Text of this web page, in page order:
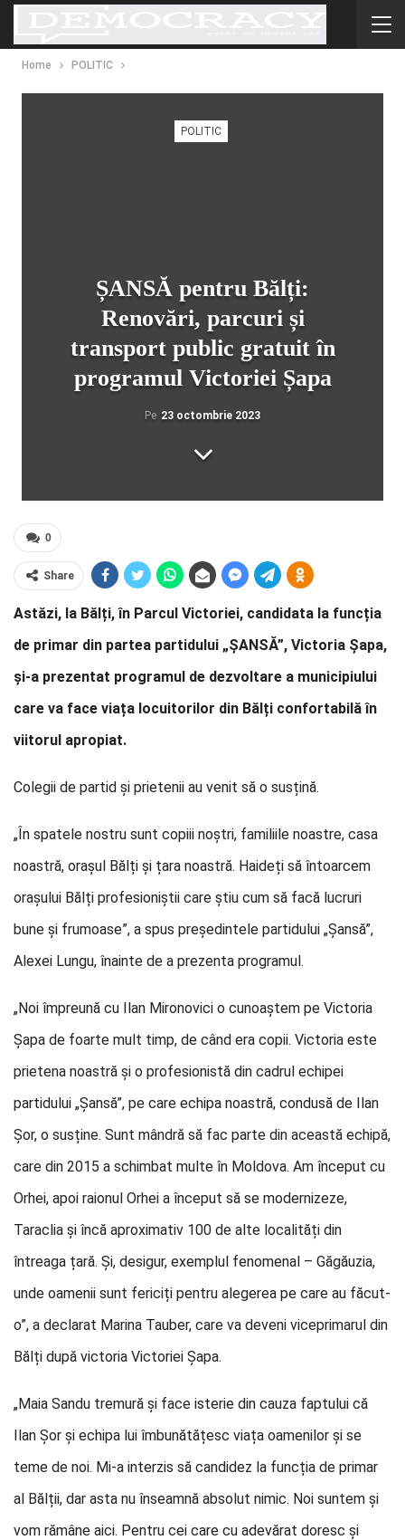
Home POLITIC
POLITIC
ȘANSĂ pentru Bălți:
Renovări, parcuri și
transport public gratuit în
programul Victoriei Șapa
Pe 23 octombrie 2023
0
Share
Astăzi, la Bălți, în Parcul Victoriei, candidata la funcția
de primar din partea partidului „ȘANSĂ”, Victoria Șapa,
și-a prezentat programul de dezvoltare a municipiului
care va face viața locuitorilor din Bălți confortabilă în
viitorul apropiat.
Colegii de partid și prietenii au venit să o susțină.
„În spatele nostru sunt copiii noștri, familiile noastre, casa
noastră, orașul Bălți și țara noastră. Haideți să întoarcem
orașului Bălți profesioniștii care știu cum să facă lucruri
bune și frumoase”, a spus președintele partidului „Șansă”,
Alexei Lungu, înainte de a prezenta programul.
„Noi împreună cu Ilan Mironovici o cunoaștem pe Victoria
Șapa de foarte mult timp, de când era copii. Victoria este
prietena noastră și o profesionistă din cadrul echipei
partidului „Șansă”, pe care echipa noastră, condusă de Ilan
Șor, o susține. Sunt mândră să fac parte din această echipă,
care din 2015 a schimbat multe în Moldova. Am început cu
Orhei, apoi raionul Orhei a început să se modernizeze,
Taraclia și încă aproximativ 100 de alte localități din
întreaga țară. Și, desigur, exemplul fenomenal – Găgăuzia,
unde oamenii sunt fericiți pentru alegerea pe care au făcut-
o”, a declarat Marina Tauber, care va deveni viceprimarul din
Bălți după victoria Victoriei Șapa.
„Maia Sandu tremură și face isterie din cauza faptului că
Ilan Șor și echipa lui îmbunătățesc viața oamenilor și se
teme de noi. Mi-a interzis să candidez la funcția de primar
al Bălții, dar asta nu înseamnă absolut nimic. Noi suntem și
vom rămâne aici. Pentru cei care cu adevărat doresc și